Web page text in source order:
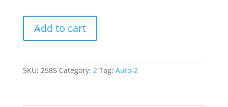
quantity
Add to cart
SKU: 2585 Category: 2 Tag: Auto-2